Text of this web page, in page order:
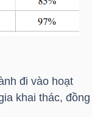
đi vào hoạt
khai thác, đồng